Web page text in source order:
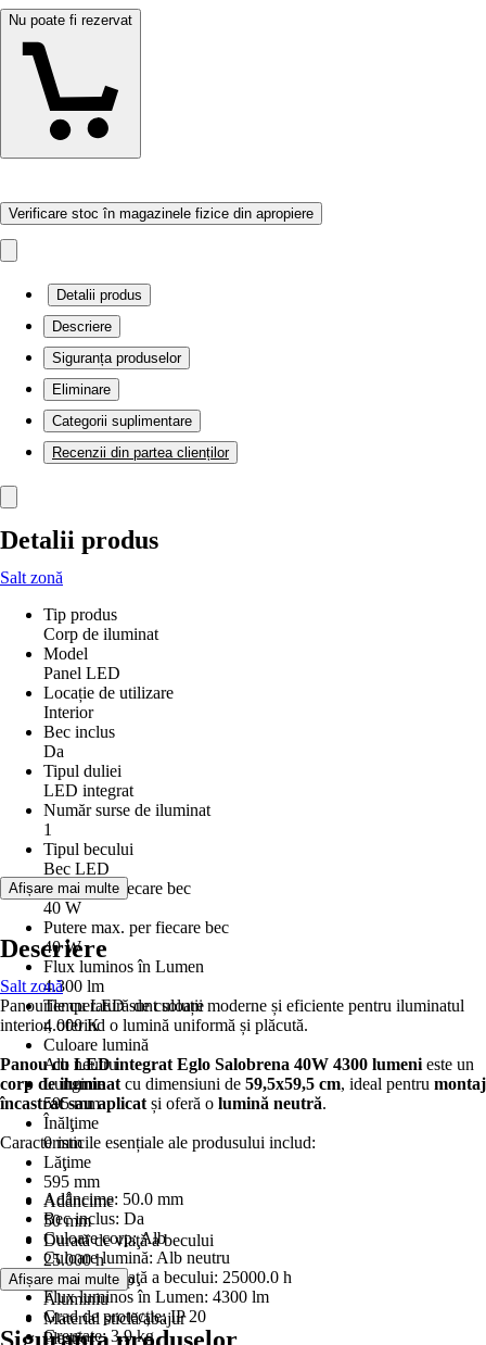
Nu poate fi rezervat
Verificare stoc în magazinele fizice din apropiere
Detalii produs
Descriere
Siguranța produselor
Eliminare
Categorii suplimentare
Recenzii din partea clienților
Detalii produs
Salt zonă
Tip produs
Corp de iluminat
Model
Panel LED
Locație de utilizare
Interior
Bec inclus
Da
Tipul duliei
LED integrat
Număr surse de iluminat
1
Tipul becului
Bec LED
Putere per fiecare bec
40 W
Putere max. per fiecare bec
40 W
Flux luminos în Lumen
4.300 lm
Temperatură de culoare
4.000 K
Culoare lumină
Alb neutru
Lungime
595 mm
Înălţime
0 mm
Lăţime
595 mm
Adâncime
50 mm
Durată de viaţă a becului
25.000 h
Material corp
Aluminiu
Material sticlă/abajur
Plastic
Afișare mai multe
Descriere
Salt zonă
Panourile cu LED sunt soluții moderne și eficiente pentru iluminatul
interior, oferind o lumină uniformă și plăcută.
Panou cu LED integrat Eglo Salobrena 40W 4300 lumeni este un
corp de iluminat cu dimensiuni de 59,5x59,5 cm, ideal pentru montaj
încastrat sau aplicat și oferă o lumină neutră.
Caracteristicile esențiale ale produsului includ:
Adâncime: 50.0 mm
Bec inclus: Da
Culoare corp: Alb
Culoare lumină: Alb neutru
Durată de viaţă a becului: 25000.0 h
Flux luminos în Lumen: 4300 lm
Grad de protecție: IP 20
Greutate: 3.9 kg
Afișare mai multe